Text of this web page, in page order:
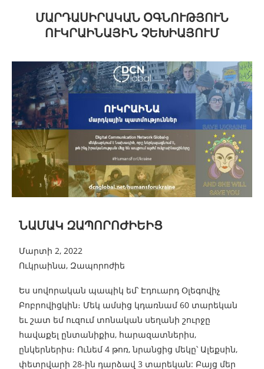
ՄԱՐԴԱՍԻՐԱԿԱՆ ՕԳՆՈՒԹՅՈՒՆ
ՈՒԿՐԱԻՆԱՅԻՆ ՉԵԽԻԱՅՈՒՄ
ՆԱՄԱԿ ԶԱՊՈՐՈԺԻԵԻՑ
Մարտի 2, 2022
Ուկրաինա, Զապորոժիե
Ես սովորական պապիկ եմ՝ Էդուարդ Օլեգովիչ
Բոբրովիցկին։ Մեկ ամսից կդառնամ 60 տարեկան
եւ շատ եմ ուզում տոնական սեղանի շուրջը
հավաքել ընտանիքիս, հարազատներիս,
ընկերներիս։ Ունեմ 4 թոռ, նրանցից մեկը՝ Ալեքսին,
փետրվարի 28-ին դարձավ 3 տարեկան: Բայց մեր